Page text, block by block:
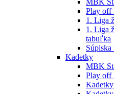
Play off
1. Liga
1. Liga
tabuľka
Súpiska
Kadetky
MBK
Play off